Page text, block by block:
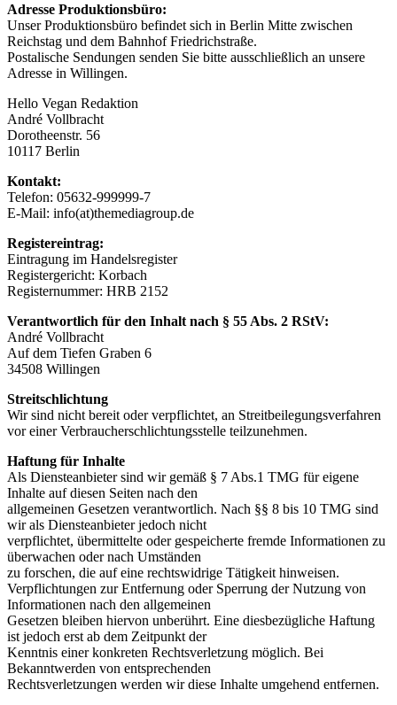
Adresse Produktionsbüro:
Unser Produktionsbüro befindet sich in Berlin Mitte zwischen
Reichstag und dem Bahnhof Friedrichstraße.
Postalische Sendungen senden Sie bitte ausschließlich an unsere
Adresse in Willingen.
Hello Vegan Redaktion
André Vollbracht
Dorotheenstr. 56
10117 Berlin
Kontakt:
Telefon: 05632-999999-7
E-Mail: info(at)themediagroup.de
Registereintrag:
Eintragung im Handelsregister
Registergericht: Korbach
Registernummer: HRB 2152
Verantwortlich für den Inhalt nach § 55 Abs. 2 RStV:
André Vollbracht
Auf dem Tiefen Graben 6
34508 Willingen
Streitschlichtung
Wir sind nicht bereit oder verpflichtet, an Streitbeilegungsverfahren
vor einer Verbraucherschlichtungsstelle teilzunehmen.
Haftung für Inhalte
Als Diensteanbieter sind wir gemäß § 7 Abs.1 TMG für eigene
Inhalte auf diesen Seiten nach den
allgemeinen Gesetzen verantwortlich. Nach §§ 8 bis 10 TMG sind
wir als Diensteanbieter jedoch nicht
verpflichtet, übermittelte oder gespeicherte fremde Informationen zu
überwachen oder nach Umständen
zu forschen, die auf eine rechtswidrige Tätigkeit hinweisen.
Verpflichtungen zur Entfernung oder Sperrung der Nutzung von
Informationen nach den allgemeinen
Gesetzen bleiben hiervon unberührt. Eine diesbezügliche Haftung
ist jedoch erst ab dem Zeitpunkt der
Kenntnis einer konkreten Rechtsverletzung möglich. Bei
Bekanntwerden von entsprechenden
Rechtsverletzungen werden wir diese Inhalte umgehend entfernen.